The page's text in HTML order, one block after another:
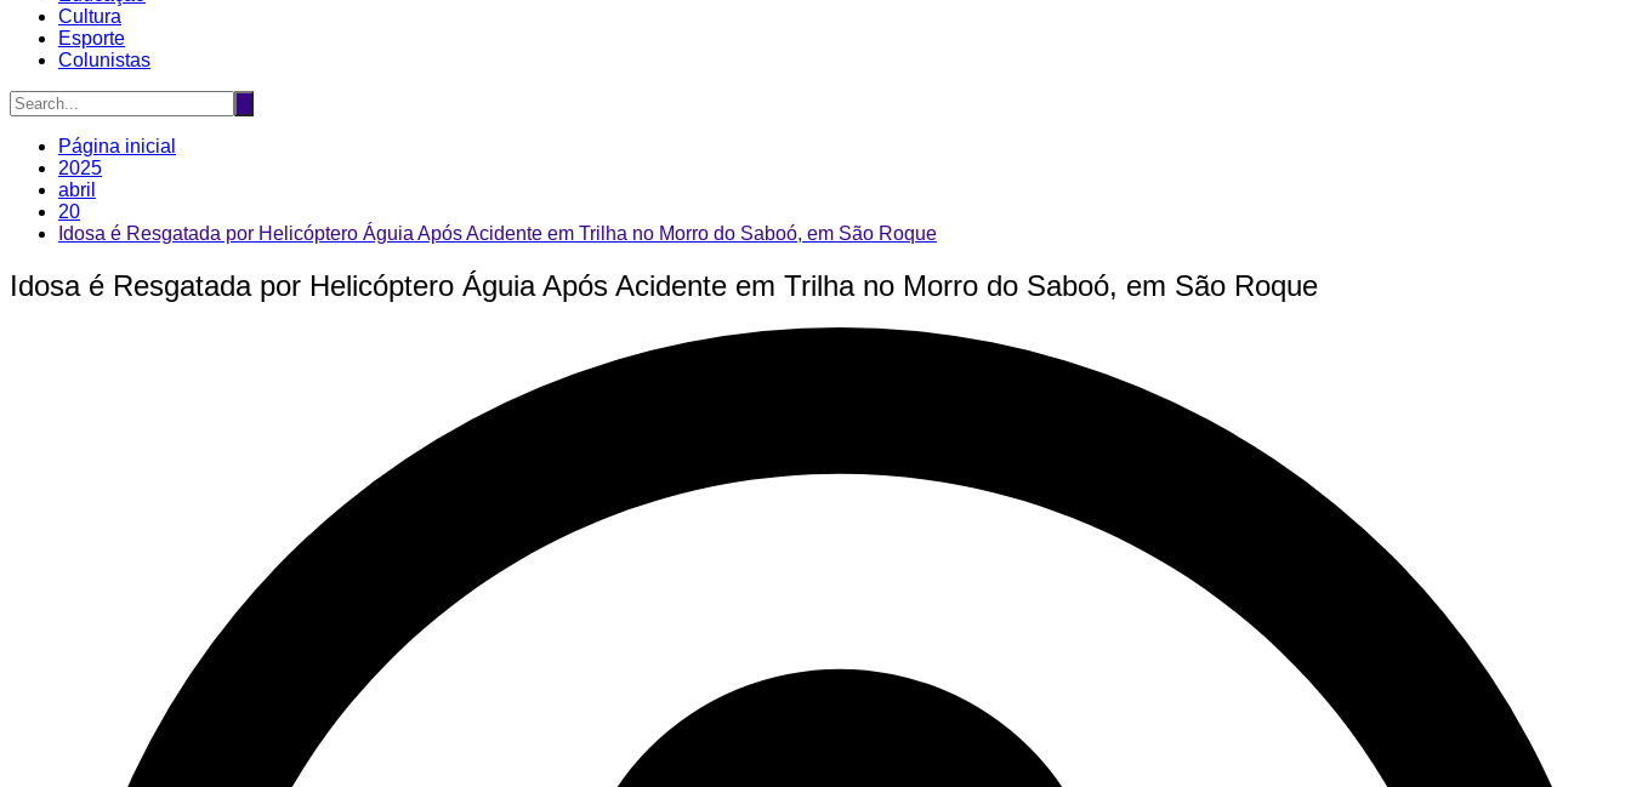
Cultura
Esporte
Colunistas
Página inicial
2025
abril
20
Idosa é Resgatada por Helicóptero Águia Após Acidente em Trilha no Morro do Saboó, em São Roque
Idosa é Resgatada por Helicóptero Águia Após Acidente em Trilha no Morro do Saboó, em São Roque